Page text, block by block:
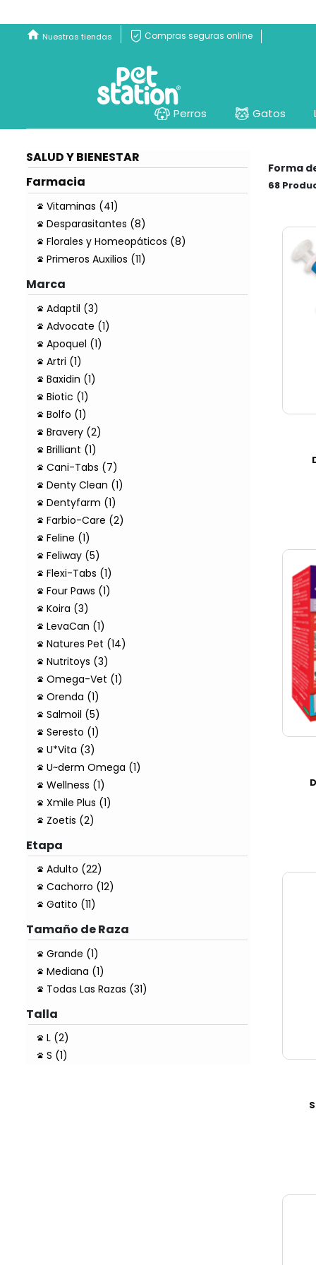
Nuestras tiendas Compras seguras online
Perros Gatos
SALUD Y BIENESTAR
Farmacia
Vitaminas (41)
Desparasitantes (8)
Florales y Homeopáticos (8)
Primeros Auxilios (11)
Marca
Adaptil (3)
Advocate (1)
Apoquel (1)
Artri (1)
Baxidin (1)
Biotic (1)
Bolfo (1)
Bravery (2)
Brilliant (1)
Cani-Tabs (7)
Denty Clean (1)
Dentyfarm (1)
Farbio-Care (2)
Feline (1)
Feliway (5)
Flexi-Tabs (1)
Four Paws (1)
Koira (3)
LevaCan (1)
Natures Pet (14)
Nutritoys (3)
Omega-Vet (1)
Orenda (1)
Salmoil (5)
Seresto (1)
U*Vita (3)
U~derm Omega (1)
Wellness (1)
Xmile Plus (1)
Zoetis (2)
Etapa
Adulto (22)
Cachorro (12)
Gatito (11)
Tamaño de Raza
Grande (1)
Mediana (1)
Todas Las Razas (31)
Talla
L (2)
S (1)
Forma
68